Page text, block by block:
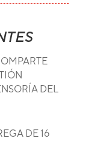
DEL
DE 16